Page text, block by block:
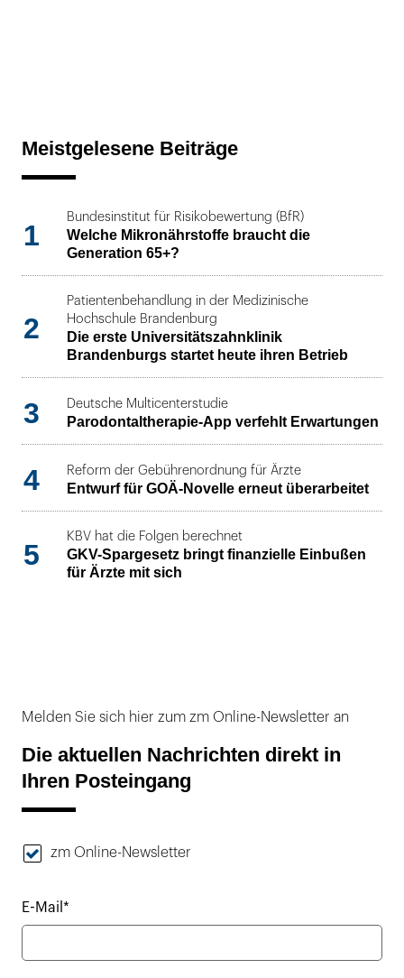
Meistgelesene Beiträge
1
Bundesinstitut für Risikobewertung (BfR)
Welche Mikronährstoffe braucht die
Generation 65+?
2
Patientenbehandlung in der Medizinische
Hochschule Brandenburg
Die erste Universitätszahnklinik
Brandenburgs startet heute ihren Betrieb
3 Deutsche Multicenterstudie
Parodontaltherapie-App verfehlt Erwartungen
4 Reform der Gebührenordnung für Ärzte
Entwurf für GOÄ-Novelle erneut überarbeitet
5
KBV hat die Folgen berechnet
GKV-Spargesetz bringt finanzielle Einbußen
für Ärzte mit sich
Melden Sie sich hier zum zm Online-Newsletter an
Die aktuellen Nachrichten direkt in
Ihren Posteingang
zm Online-Newsletter
E-Mail*